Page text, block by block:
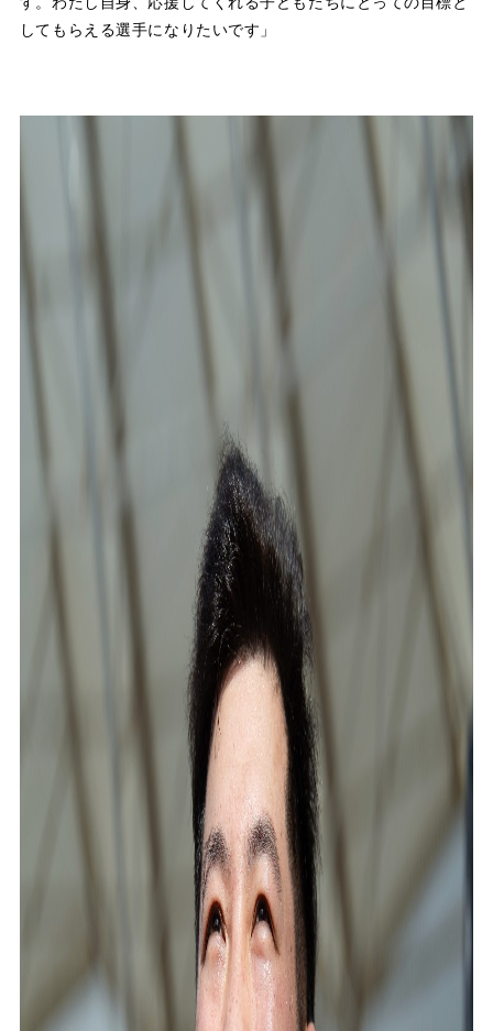
してもらえる選手になりたいです」